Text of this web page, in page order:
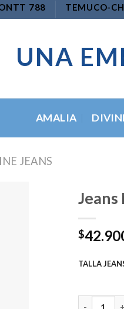
788 TEMUCO-
UNA
AMALIA
JEANS
$
TALLA